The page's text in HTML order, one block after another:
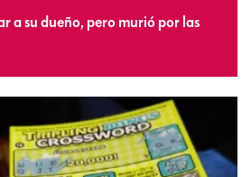
a su dueño, pero murió por las